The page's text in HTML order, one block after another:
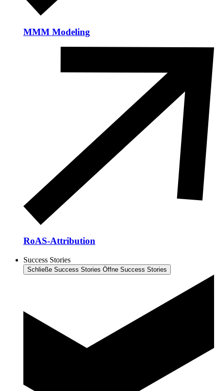
MMM Modeling
RoAS-Attribution
Success Stories
Schließe Success Stories Öffne Success Stories